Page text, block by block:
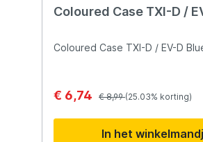
Coloured Case TXI-D /
Coloured Case TXI-D / EV-D
€ 6,74 € 8,99(25.03% korting)
In het